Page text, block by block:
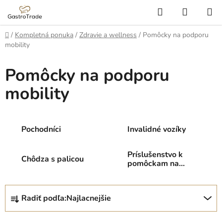
Prejsť
obsah
Hľadať
KOŠÍK
Domov
/ Kompletná ponuka / Zdravie a wellness / Pomôcky na podporu
mobility
Pomôcky na podporu
mobility
Pochodníci Invalidné vozíky
Chôdza s palicou
Príslušenstvo k
pomôckam na
R
d
Radiť podľa:Najlacnejšie